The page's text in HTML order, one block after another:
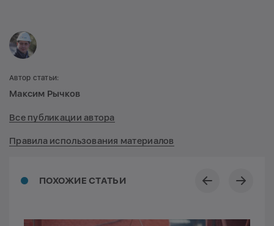
ПОХОЖИЕ СТАТЬИ
Автор статьи:
Максим Рычков
Все публикации автора
Правила использования материалов